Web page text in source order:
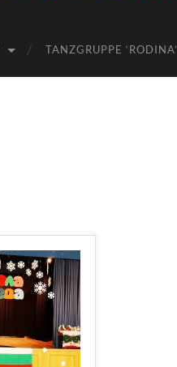
TANZGRUPPE ‘RODINA’